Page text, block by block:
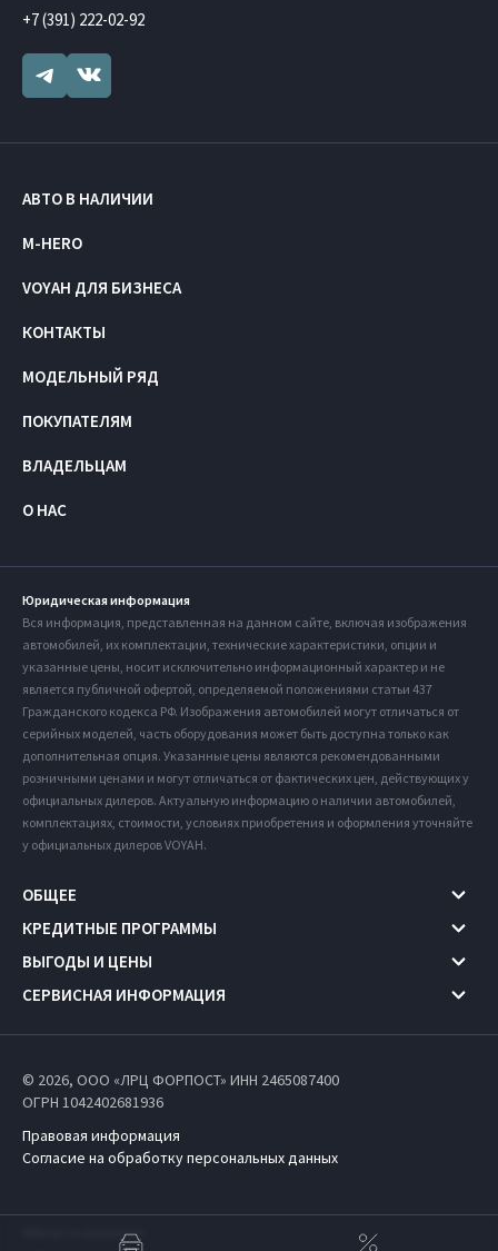
+7 (391) 222-02-92
АВТО В НАЛИЧИИ
M-HERO
VOYAH ДЛЯ БИЗНЕСА
КОНТАКТЫ
МОДЕЛЬНЫЙ РЯД
ПОКУПАТЕЛЯМ
ВЛАДЕЛЬЦАМ
О НАС
Юридическая информация
Вся информация, представленная на данном сайте, включая изображения
автомобилей, их комплектации, технические характеристики, опции и
указанные цены, носит исключительно информационный характер и не
является публичной офертой, определяемой положениями статьи 437
Гражданского кодекса РФ. Изображения автомобилей могут отличаться от
серийных моделей, часть оборудования может быть доступна только как
дополнительная опция. Указанные цены являются рекомендованными
розничными ценами и могут отличаться от фактических цен, действующих у
официальных дилеров. Актуальную информацию о наличии автомобилей,
комплектациях, стоимости, условиях приобретения и оформления уточняйте
у официальных дилеров VOYAH.
ОБЩЕЕ
КРЕДИТНЫЕ ПРОГРАММЫ
ВЫГОДЫ И ЦЕНЫ
СЕРВИСНАЯ ИНФОРМАЦИЯ
© 2026, ООО «ЛРЦ ФОРПОСТ» ИНН 2465087400
ОГРН 1042402681936
Правовая информация
Согласие на обработку персональных данных
Работает на технологиях